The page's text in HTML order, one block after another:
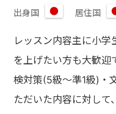
出身国
本
居住国
レッスン内容主に小
を上げたい方も大歓迎
検対策(5級〜準1級)・
ただいた内容に対し